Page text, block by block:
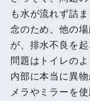
も水が流れず詰
念のため、他の
が、排水不良を
問題はトイレのよ
内部に本当に異
メラやミラーを